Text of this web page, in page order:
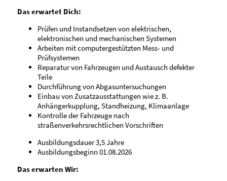
Das erwartet Dich:
Prüfen und Instandsetzen von elektrischen,
elektronischen und mechanischen Systemen
Arbeiten mit computergestützten Mess- und
Prüfsystemen
Reparatur von Fahrzeugen und Austausch defekter
Teile
Durchführung von Abgasuntersuchungen
Einbau von Zusatzausstattungen wie z. B.
Anhängerkupplung, Standheizung, Klimaanlage
Kontrolle der Fahrzeuge nach
straßenverkehrsrechtlichen Vorschriften
Ausbildungsdauer 3,5 Jahre
Ausbildungsbeginn 01.08.2026
Das erwarten Wir: